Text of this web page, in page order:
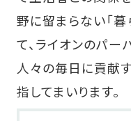
野に留まらない「暮
て、ライオンのパー
人々の毎日に貢献
指してまいります。